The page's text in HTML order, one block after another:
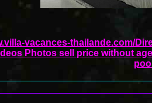
vacances-thailande.com/
Photos sell price without